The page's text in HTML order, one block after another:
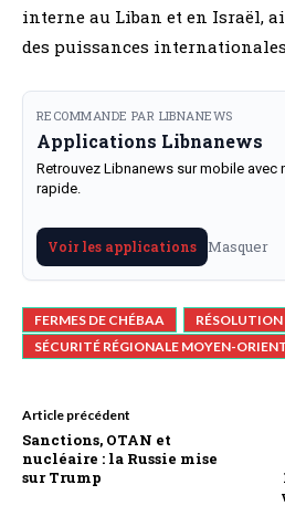
interne au Liban et en Israël,
des puissances
RECOMMANDE PAR LIBNANEWS
Applications Libnanews
Retrouvez Libnanews sur mobile avec
rapide.
Voir les applications Masquer
FERMES DE CHÉBAA
SÉCURITÉ RÉGIONALE MOYEN-
Article précédent
Sanctions, OTAN et
nucléaire : la Russie mise
sur Trump